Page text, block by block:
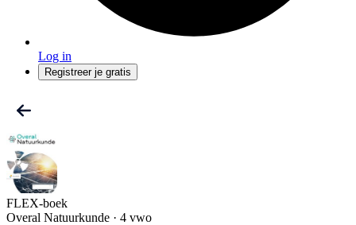
Log in
Registreer je gratis
FLEX-boek
Overal Natuurkunde · 4 vwo